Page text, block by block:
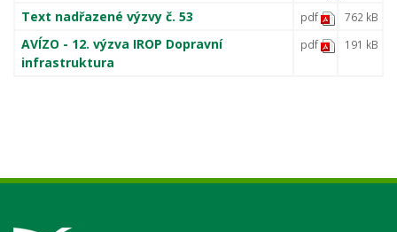
Text nadřazené výzvy č. 53 pdf 762 kB
AVÍZO - 12. výzva IROP Dopravní
infrastruktura
pdf 191 kB